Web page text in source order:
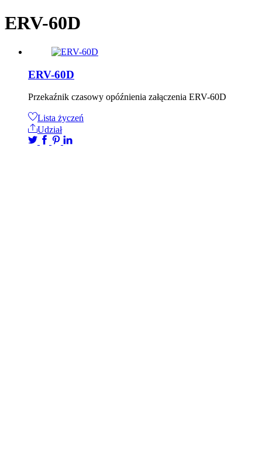
ERV-60D
ERV-60D
Przekaźnik czasowy opóźnienia załączenia ERV-60D
Lista życzeń
Udział